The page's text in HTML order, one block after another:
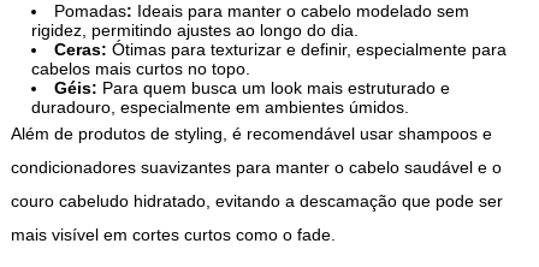
Pomadas: Ideais para manter o cabelo modelado sem
rigidez, permitindo ajustes ao longo do dia.
Ceras: Ótimas para texturizar e definir, especialmente para
cabelos mais curtos no topo.
Géis: Para quem busca um look mais estruturado e
duradouro, especialmente em ambientes úmidos.
Além de produtos de styling, é recomendável usar shampoos e
condicionadores suavizantes para manter o cabelo saudável e o
couro cabeludo hidratado, evitando a descamação que pode ser
mais visível em cortes curtos como o fade.